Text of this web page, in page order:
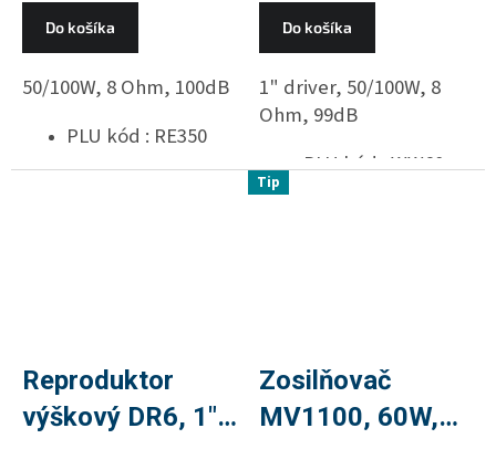
Do košíka
50/100W, 8 Ohm, 100dB
PLU kód : RE350
Do košíka
1" driver, 50/100W, 8
Ohm, 99dB
PLU kód : WW60
Reproduktor
výškový DR6, 1"
Tip
Zosilňovač
MV1100, 60W,